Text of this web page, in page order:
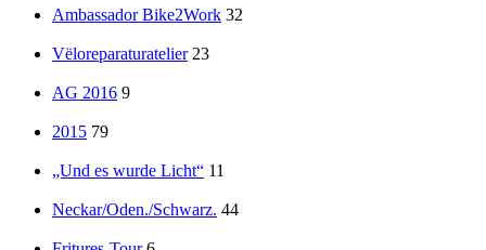
Ambassador Bike2Work 32
Vëloreparaturatelier 23
AG 2016 9
2015 79
„Und es wurde Licht“ 11
Neckar/Oden./Schwarz. 44